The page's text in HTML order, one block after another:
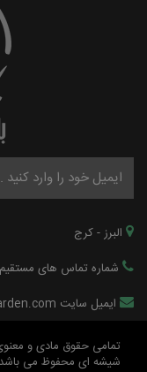
البرز - کرج
شماره تماس های مستقیم 09124689158
ایمیل سایت info@glassy-garden.com
تمامی حقوق مادی و
شیشه ای محفوظ می